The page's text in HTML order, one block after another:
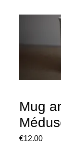
Mug
€12.00Prix